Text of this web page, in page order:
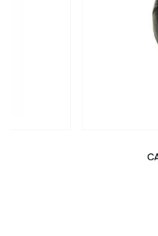
CAFELAT –
IN DEN